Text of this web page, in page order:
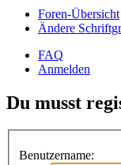
Foren-Übersicht
Ändere
FAQ
Anmelden
Du musst
Benutzername: